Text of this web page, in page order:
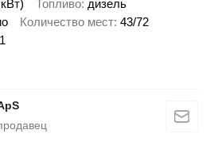
Топливо дизель
Количество мест 43/72